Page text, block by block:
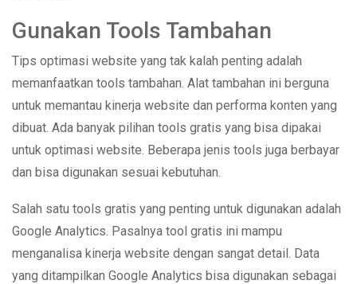
Gunakan Tools Tambahan
Tips optimasi website yang tak kalah penting adalah
memanfaatkan tools tambahan. Alat tambahan ini berguna
untuk memantau kinerja website dan performa konten yang
dibuat. Ada banyak pilihan tools gratis yang bisa dipakai
untuk optimasi website. Beberapa jenis tools juga berbayar
dan bisa digunakan sesuai kebutuhan.
Salah satu tools gratis yang penting untuk digunakan adalah
Google Analytics. Pasalnya tool gratis ini mampu
menganalisa kinerja website dengan sangat detail. Data
yang ditampilkan Google Analytics bisa digunakan sebagai